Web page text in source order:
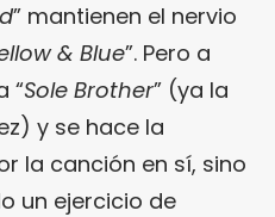
” mantienen el nervio
& Blue”. Pero a
“Sole Brother” (ya la
y se hace la
la canción en sí, sino
un ejercicio de